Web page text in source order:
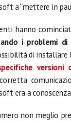
a “mettere in
hanno
i problemi di
di installare
versioni
era a
non meglio